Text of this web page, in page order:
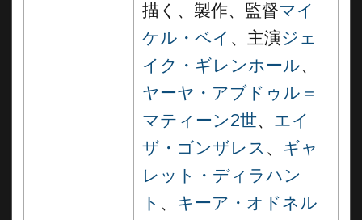
描く、製作、監督マイ
ケル・ベイ 、主演ジェ
イク・ギレンホール、
ヤーヤ・アブドゥル＝
マティーン2世、 エイ
ザ・ゴンザレス 、 ギャ
レット・ディラハン
ト 、 キーア・オドネル